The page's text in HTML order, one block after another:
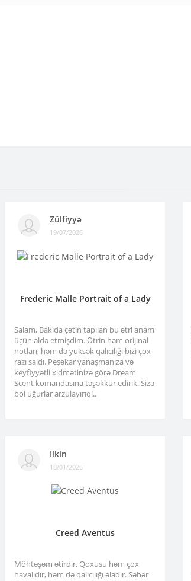
Zülfiyyə
19/07/2026
Frederic Malle Portrait of a Lady
Salam, Bakıda çətin tapılan bu ətri anam
üçün əldə etmişdim. Ətrin həm orijinal
notları, həm də yüksək qalıcılığı bizi çox
razı saldı. Peşəkar yanaşmanıza və
keyfiyyətli xidmətinizə görə Dream
Scent komandasına təşəkkür edirik. Sizə
bol uğurlar arzulayırıq!..
Ilkin
18/01/2026
Creed Aventus
Möhtəşəm ətirdir. Qoxusu həm çox
havalıdır, həm də qalıcılığı əladır. Səhər